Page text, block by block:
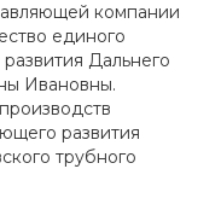
компании
единого
Дальнего
Ивановны.
развития
трубного